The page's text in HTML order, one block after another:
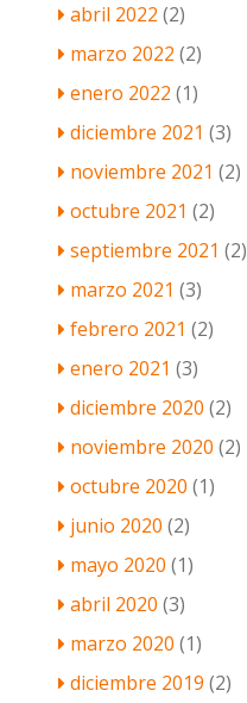
abril 2022 (2)
marzo 2022 (2)
enero 2022 (1)
diciembre 2021 (3)
noviembre 2021 (2)
octubre 2021 (2)
septiembre 2021 (2)
marzo 2021 (3)
febrero 2021 (2)
enero 2021 (3)
diciembre 2020 (2)
noviembre 2020 (2)
octubre 2020 (1)
junio 2020 (2)
mayo 2020 (1)
abril 2020 (3)
marzo 2020 (1)
diciembre 2019 (2)